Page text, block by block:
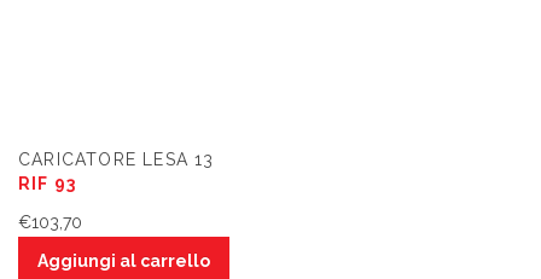
CARICATORE LESA 13
RIF 93
€103,70
Aggiungi al carrello